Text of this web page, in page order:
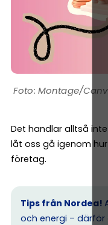
Montage/
Det handlar alltså
låt oss gå igenom
företag.
Tips från Nordea!
och energi –